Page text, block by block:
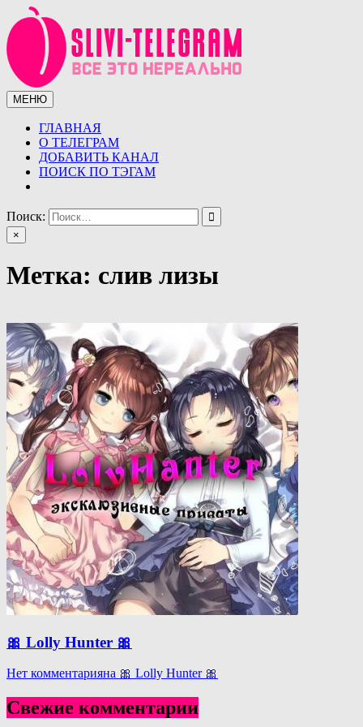
Перейти
к
содержимому
Сливы телеграмм (telegram)
Сливы ТГ (telegram) от курсов до слив знаменитостей.
Уникальная база слив ТГ
МЕНЮ
ГЛАВНАЯ
О ТЕЛЕГРАМ
ДОБАВИТЬ КАНАЛ
ПОИСК ПО ТЭГАМ
Поиск:
×
Метка: слив лизы
🎀 Lolly Hunter 🎀
Нет комментарияна 🎀 Lolly Hunter 🎀
Свежие комментарии